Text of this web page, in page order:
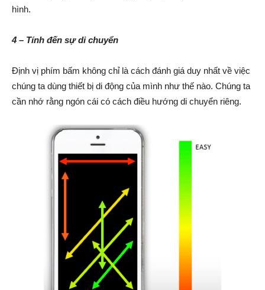
hình.
4 – Tính đến sự di chuyển
Định vị phím bấm không chỉ là cách đánh giá duy nhất về việc
chúng ta dùng thiết bị di động của mình như thế nào. Chúng ta
cần nhớ rằng ngón cái có cách điều hướng di chuyển riêng.